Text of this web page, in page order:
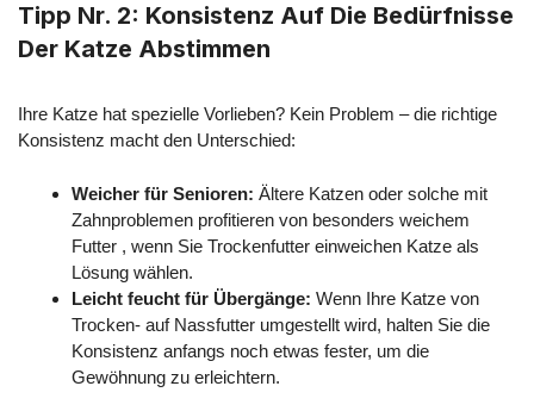
Tipp Nr. 2: Konsistenz Auf Die Bedürfnisse
Der Katze Abstimmen
Ihre Katze hat spezielle Vorlieben? Kein Problem – die richtige
Konsistenz macht den Unterschied:
Weicher für Senioren: Ältere Katzen oder solche mit
Zahnproblemen profitieren von besonders weichem
Futter , wenn Sie Trockenfutter einweichen Katze als
Lösung wählen.
Leicht feucht für Übergänge: Wenn Ihre Katze von
Trocken- auf Nassfutter umgestellt wird, halten Sie die
Konsistenz anfangs noch etwas fester, um die
Gewöhnung zu erleichtern.